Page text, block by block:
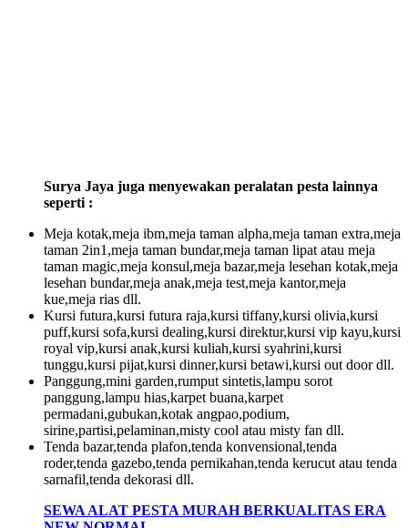
Surya Jaya juga menyewakan peralatan pesta lainnya
seperti :
Meja kotak,meja ibm,meja taman alpha,meja taman extra,meja
taman 2in1,meja taman bundar,meja taman lipat atau meja
taman magic,meja konsul,meja bazar,meja lesehan kotak,meja
lesehan bundar,meja anak,meja test,meja kantor,meja
kue,meja rias dll.
Kursi futura,kursi futura raja,kursi tiffany,kursi olivia,kursi
puff,kursi sofa,kursi dealing,kursi direktur,kursi vip kayu,kursi
royal vip,kursi anak,kursi kuliah,kursi syahrini,kursi
tunggu,kursi pijat,kursi dinner,kursi betawi,kursi out door dll.
Panggung,mini garden,rumput sintetis,lampu sorot
panggung,lampu hias,karpet buana,karpet
permadani,gubukan,kotak angpao,podium,
sirine,partisi,pelaminan,misty cool atau misty fan dll.
Tenda bazar,tenda plafon,tenda konvensional,tenda
roder,tenda gazebo,tenda pernikahan,tenda kerucut atau tenda
sarnafil,tenda dekorasi dll.
SEWA ALAT PESTA MURAH BERKUALITAS ERA